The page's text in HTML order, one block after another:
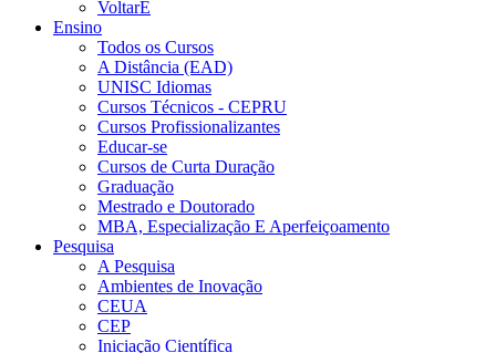
VoltarE
Ensino
Todos os Cursos
A Distância (EAD)
UNISC Idiomas
Cursos Técnicos - CEPRU
Cursos Profissionalizantes
Educar-se
Cursos de Curta Duração
Graduação
Mestrado e Doutorado
MBA, Especialização E Aperfeiçoamento
Pesquisa
A Pesquisa
Ambientes de Inovação
CEUA
CEP
Iniciação Científica